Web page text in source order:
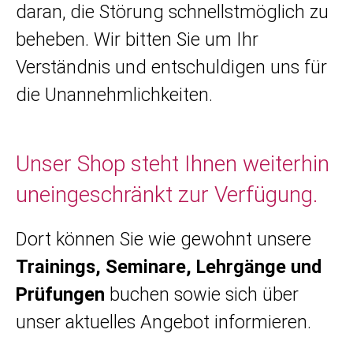
daran, die Störung schnellstmöglich zu
beheben. Wir bitten Sie um Ihr
Verständnis und entschuldigen uns für
die Unannehmlichkeiten.
Unser Shop steht Ihnen weiterhin
uneingeschränkt zur Verfügung.
Dort können Sie wie gewohnt unsere
Trainings, Seminare, Lehrgänge und
Prüfungen buchen sowie sich über
unser aktuelles Angebot informieren.